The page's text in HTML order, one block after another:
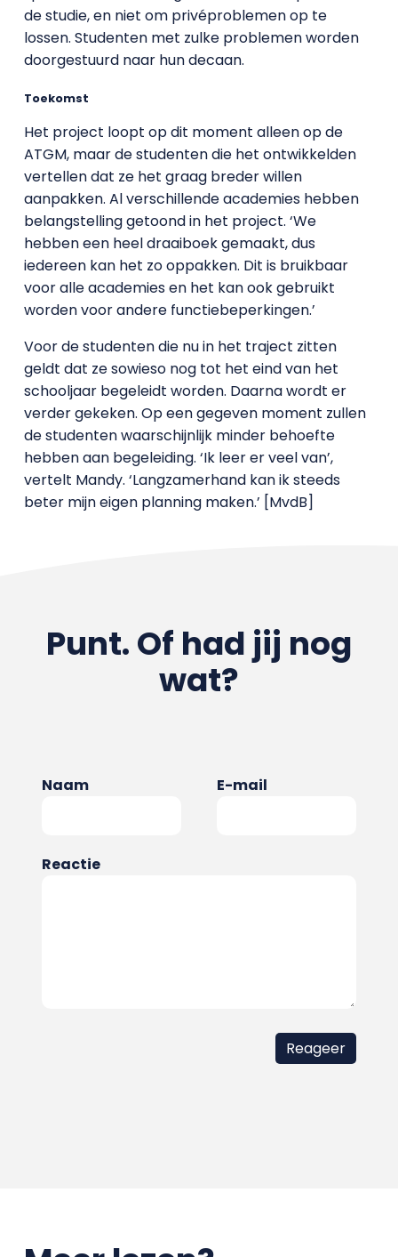
de studie, en niet om privéproblemen op te
lossen. Studenten met zulke problemen worden
doorgestuurd naar hun decaan.
Toekomst
Het project loopt op dit moment alleen op de
ATGM, maar de studenten die het ontwikkelden
vertellen dat ze het graag breder willen
aanpakken. Al verschillende academies hebben
belangstelling getoond in het project. ‘We
hebben een heel draaiboek gemaakt, dus
iedereen kan het zo oppakken. Dit is bruikbaar
voor alle academies en het kan ook gebruikt
worden voor andere functiebeperkingen.’
Voor de studenten die nu in het traject zitten
geldt dat ze sowieso nog tot het eind van het
schooljaar begeleidt worden. Daarna wordt er
verder gekeken. Op een gegeven moment zullen
de studenten waarschijnlijk minder behoefte
hebben aan begeleiding. ‘Ik leer er veel van’,
vertelt Mandy. ‘Langzamerhand kan ik steeds
beter mijn eigen planning maken.’ [MvdB]
Punt. Of had jij nog
wat?
Naam E-mail
Reactie